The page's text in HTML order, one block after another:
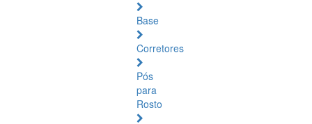
Base
Corretores
Pós
para
Rosto